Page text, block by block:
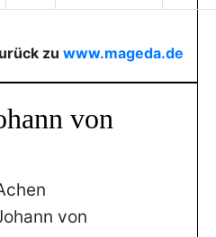
zu www.mageda.de
von
von